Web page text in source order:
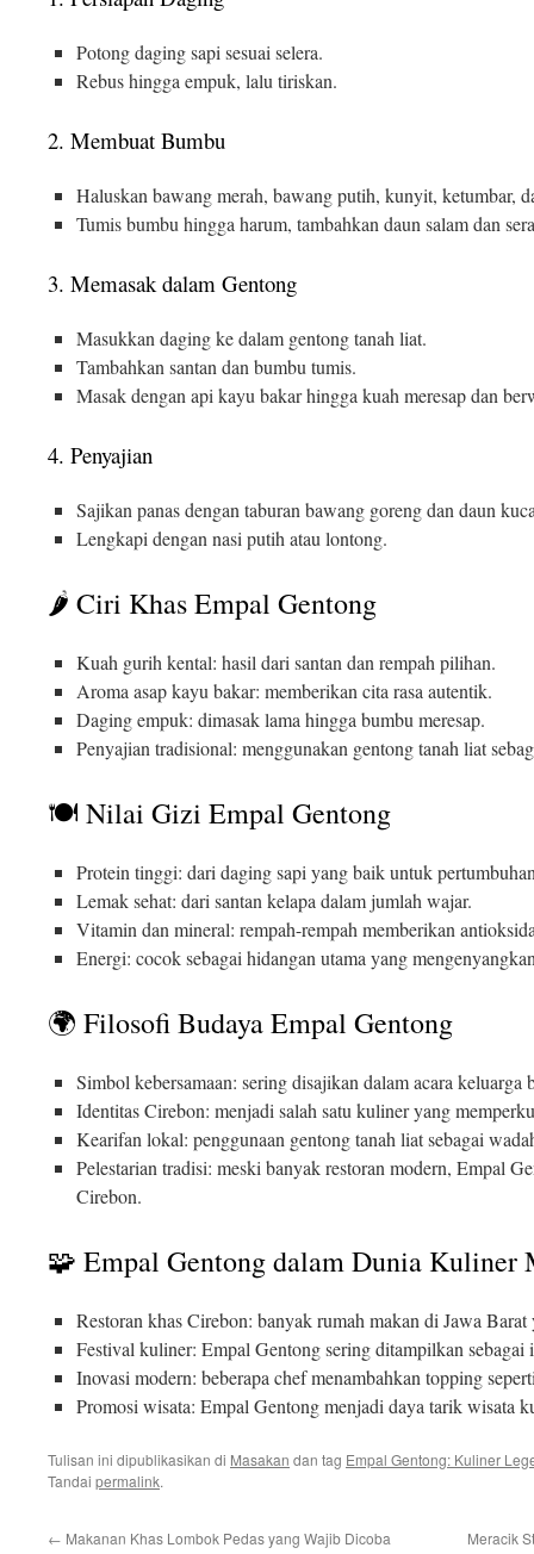
Potong daging sapi sesuai selera.
Rebus hingga empuk, lalu tiriskan.
2. Membuat Bumbu
Haluskan bawang merah, bawang putih, kunyit, ketumbar,
Tumis bumbu hingga harum, tambahkan daun salam dan
3. Memasak dalam Gentong
Masukkan daging ke dalam gentong tanah liat.
Tambahkan santan dan bumbu tumis.
Masak dengan api kayu bakar hingga kuah meresap dan
4. Penyajian
Sajikan panas dengan taburan bawang goreng dan daun
Lengkapi dengan nasi putih atau lontong.
🌶️ Ciri Khas Empal Gentong
Kuah gurih kental: hasil dari santan dan rempah pilihan.
Aroma asap kayu bakar: memberikan cita rasa autentik.
Daging empuk: dimasak lama hingga bumbu meresap.
Penyajian tradisional: menggunakan gentong tanah liat
🍽️ Nilai Gizi Empal Gentong
Protein tinggi: dari daging sapi yang baik untuk
Lemak sehat: dari santan kelapa dalam jumlah wajar.
Vitamin dan mineral: rempah-rempah memberikan
Energi: cocok sebagai hidangan utama yang
🌍 Filosofi Budaya Empal Gentong
Simbol kebersamaan: sering disajikan dalam acara keluarga
Identitas Cirebon: menjadi salah satu kuliner yang
Kearifan lokal: penggunaan gentong tanah liat sebagai
Pelestarian tradisi: meski banyak restoran modern, Empal
Cirebon.
🧩 Empal Gentong dalam Dunia Kuliner
Restoran khas Cirebon: banyak rumah makan di Jawa
Festival kuliner: Empal Gentong sering ditampilkan
Inovasi modern: beberapa chef menambahkan topping
Promosi wisata: Empal Gentong menjadi daya tarik wisata
Tulisan ini dipublikasikan di Masakan dan tag Empal Gentong: Kuliner
Tandai permalink.
← Makanan Khas Lombok Pedas yang Wajib Dicoba Meracik